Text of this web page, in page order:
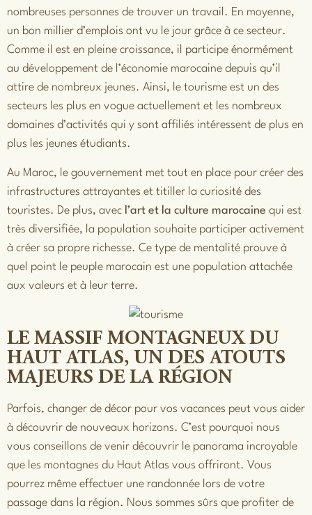
nombreuses personnes de trouver un travail. En moyenne,
un bon millier d’emplois ont vu le jour grâce à ce secteur.
Comme il est en pleine croissance, il participe énormément
au développement de l’économie marocaine depuis qu’il
attire de nombreux jeunes. Ainsi, le tourisme est un des
secteurs les plus en vogue actuellement et les nombreux
domaines d’activités qui y sont affiliés intéressent de plus en
plus les jeunes étudiants.
Au Maroc, le gouvernement met tout en place pour créer des
infrastructures attrayantes et titiller la curiosité des
touristes. De plus, avec l’art et la culture marocaine qui est
très diversifiée, la population souhaite participer activement
à créer sa propre richesse. Ce type de mentalité prouve à
quel point le peuple marocain est une population attachée
aux valeurs et à leur terre.
LE MASSIF MONTAGNEUX DU
HAUT ATLAS, UN DES ATOUTS
MAJEURS DE LA RÉGION
Parfois, changer de décor pour vos vacances peut vous aider
à découvrir de nouveaux horizons. C’est pourquoi nous
vous conseillons de venir découvrir le panorama incroyable
que les montagnes du Haut Atlas vous offriront. Vous
pourrez même effectuer une randonnée lors de votre
passage dans la région. Nous sommes sûrs que profiter de